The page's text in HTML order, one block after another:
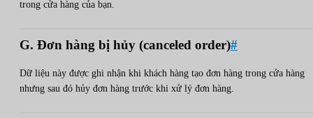
trong cửa hàng của bạn.
G. Đơn hàng bị hủy (canceled order)#
Dữ liệu này được ghi nhận khi khách hàng tạo đơn hàng trong cửa hàng
nhưng sau đó hủy đơn hàng trước khi xử lý đơn hàng.